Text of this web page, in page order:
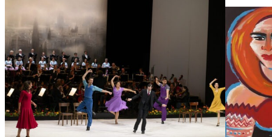
O
N
Z
E
R
K
R
I
H
V
I
L
I
I
N
B
E